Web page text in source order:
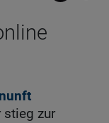
stieg zur